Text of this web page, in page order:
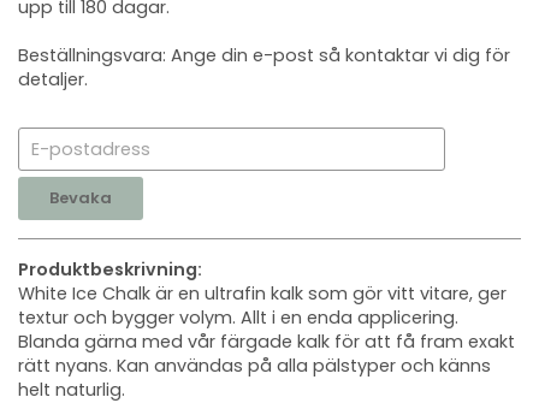
upp till 180 dagar.
Beställningsvara: Ange din e-post så kontaktar vi dig för
detaljer.
Bevaka
Produktbeskrivning:
White Ice Chalk är en ultrafin kalk som gör vitt vitare, ger
textur och bygger volym. Allt i en enda applicering.
Blanda gärna med vår färgade kalk för att få fram exakt
rätt nyans. Kan användas på alla pälstyper och känns
helt naturlig.